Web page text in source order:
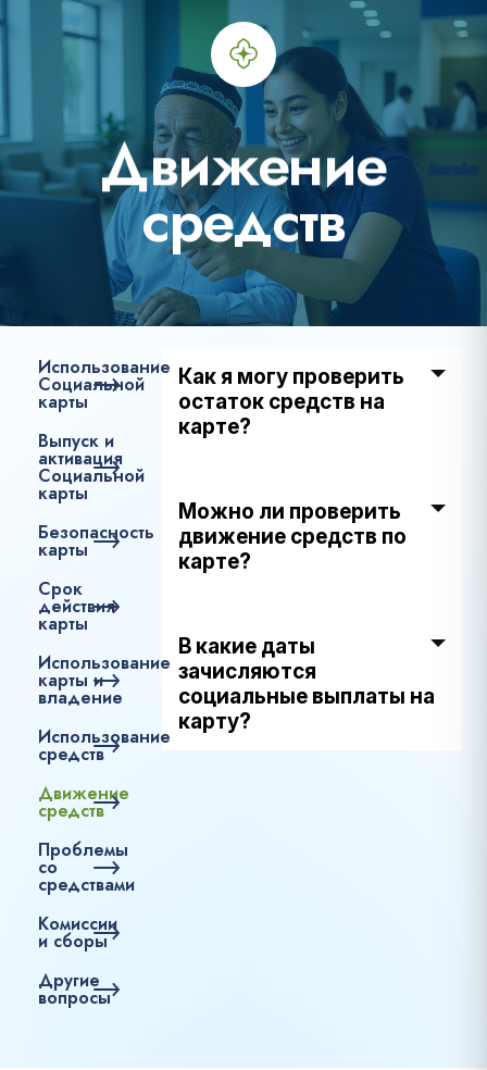
Движение
средств
Использование
Социальной
карты
Выпуск и
активация
Социальной
карты
Безопасность
карты
Срок
действия
карты
Использование
карты и
владение
Использование
средств
Движение
средств
Проблемы
со
средствами
Комиссии
и сборы
Другие
вопросы
Как я могу проверить
остаток средств на
карте?
Можно ли проверить
движение средств по
карте?
В какие даты
зачисляются
социальные выплаты на
карту?